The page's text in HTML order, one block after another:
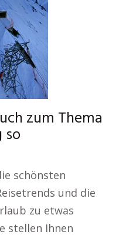
zum Thema
so
schönsten
und die
zu etwas
stellen Ihnen